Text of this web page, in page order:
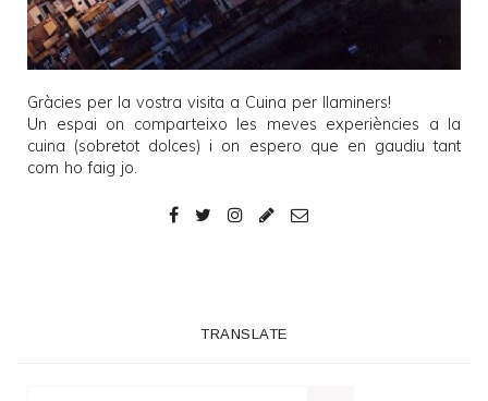
Gràcies per la vostra visita a Cuina per llaminers!
Un espai on comparteixo les meves experiències a la
cuina (sobretot dolces) i on espero que en gaudiu tant
com ho faig jo.
TRANSLATE